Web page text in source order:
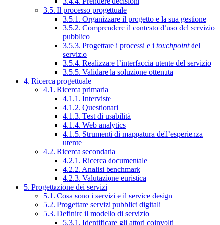
3.5. Il processo progettuale
3.5.1. Organizzare il progetto e la sua gestione
3.5.2. Comprendere il contesto d’uso del servizio
pubblico
3.5.3. Progettare i processi e i touchpointdel
servizio
3.5.4. Realizzare l’interfaccia utente del servizio
3.5.5. Validare la soluzione ottenuta
4. Ricerca progettuale
4.1. Ricerca primaria
4.1.1. Interviste
4.1.2. Questionari
4.1.3. Test di usabilità
4.1.4. Web analytics
4.1.5. Strumenti di mappatura dell’esperienza
utente
4.2. Ricerca secondaria
4.2.1. Ricerca documentale
4.2.2. Analisi benchmark
4.2.3. Valutazione euristica
5. Progettazione dei servizi
5.1. Cosa sono i servizi e il service design
5.2. Progettare servizi pubblici digitali
5.3. Definire il modello di servizio
5.3.1. Identificare gli attori coinvolti